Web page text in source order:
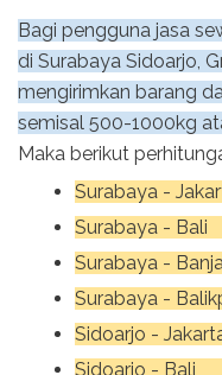
Bagi pengguna jasa
di Surabaya Sidoarjo,
mengirimkan barang
semisal 500-1000kg
Maka berikut
Surabaya -
Surabaya -
Surabaya -
Surabaya -
Sidoarjo -
Sidoarjo -